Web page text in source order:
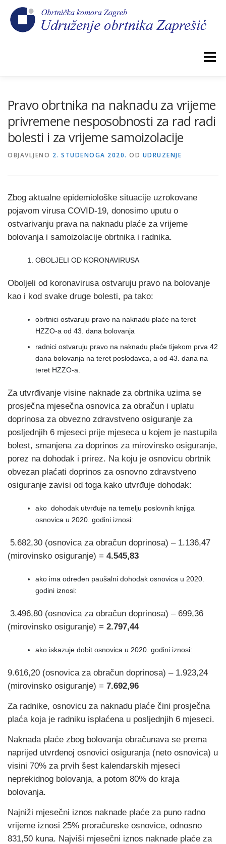
sadržaj
Izbornik
O NAMA CEHOVI KOMORSKI DOPRINOS
Pravo obrtnika na naknadu za vrijeme
privremene nesposobnosti za rad radi
bolesti i za vrijeme samoizolacije
OBJAVLJENO 2. STUDENOGA 2020. OD UDRUZENJE
Zbog aktualne epidemiološke situacije uzrokovane
pojavom virusa COVID-19, donosimo uputu o
ostvarivanju prava na naknadu plaće za vrijeme
bolovanja i samoizolacije obrtnika i radnika.
OBOLJELI OD KORONAVIRUSA
Oboljeli od koronavirusa ostvaruju pravo na bolovanje
kao i kod svake druge bolesti, pa tako:
obrtnici ostvaruju pravo na naknadu plaće na teret
HZZO-a od 43. dana bolovanja
radnici ostvaruju pravo na naknadu plaće tijekom prva 42
dana bolovanja na teret poslodavca, a od 43. dana na
teret HZZO-a.
Za utvrđivanje visine naknade za obrtnika uzima se
prosječna mjesečna osnovica za obračun i uplatu
doprinosa za obvezno zdravstveno osiguranje za
posljednjih 6 mjeseci prije mjeseca u kojem je nastupila
bolest, smanjena za doprinos za mirovinsko osiguranje,
porez na dohodak i prirez. Na koju je osnovicu obrtnik
obvezan plaćati doprinos za osnovno zdravstveno
osiguranje zavisi od toga kako utvrđuje dohodak:
ako dohodak utvrđuje na temelju poslovnih knjiga
osnovica u 2020. godini iznosi:
5.682,30 (osnovica za obračun doprinosa) – 1.136,47
(mirovinsko osiguranje) = 4.545,83
ako ima određen paušalni dohodak osnovica u 2020.
godini iznosi:
3.496,80 (osnovica za obračun doprinosa) – 699,36
(mirovinsko osiguranje) = 2.797,44
ako iskazuje dobit osnovica u 2020. godini iznosi:
9.616,20 (osnovica za obračun doprinosa) – 1.923,24
(mirovinsko osiguranje) = 7.692,96
Za radnike, osnovicu za naknadu plaće čini prosječna
plaća koja je radniku isplaćena u posljednjih 6 mjeseci.
Naknada plaće zbog bolovanja obračunava se prema
naprijed utvrđenoj osnovici osiguranja (neto osnovica) u
visini 70% za prvih šest kalendarskih mjeseci
neprekidnog bolovanja, a potom 80% do kraja
bolovanja.
Najniži mjesečni iznos naknade plaće za puno radno
vrijeme iznosi 25% proračunske osnovice, odnosno
831,50 kuna. Najviši mjesečni iznos naknade plaće za